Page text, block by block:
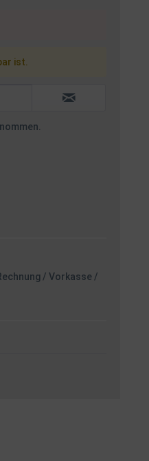
ist.
/ Vorkasse /